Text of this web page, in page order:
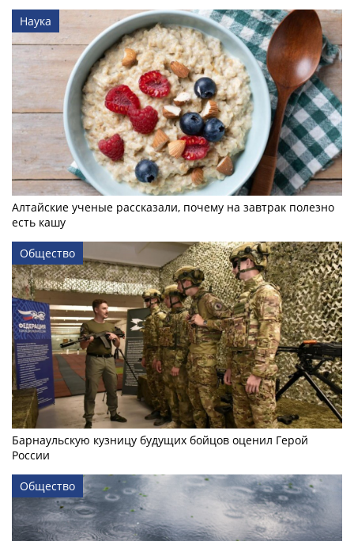
Наука
Алтайские ученые рассказали, почему на завтрак полезно
есть кашу
Общество
Барнаульскую кузницу будущих бойцов оценил Герой
России
Общество